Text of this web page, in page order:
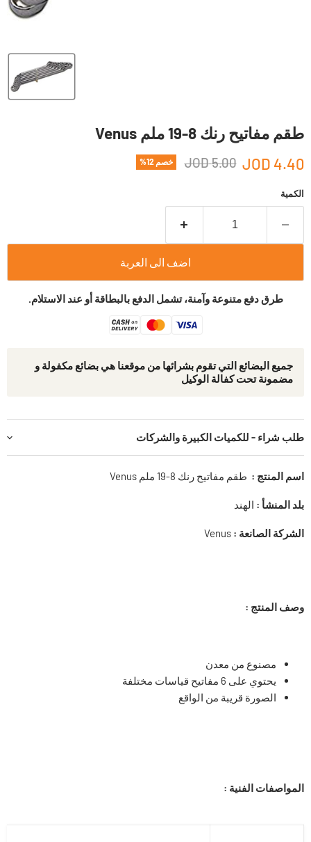
طقم مفاتيح رنك 8-19 ملم Venus
5.00 JOD 4.40 JOD خصم 12
%
الكمية
اضف الى العربة
طرق دفع متنوعة وآمنة، تشمل الدفع بالبطاقة أو عند الاستلام.
جمیع البضائع التي تقوم بشرائھا من موقعنا ھي بضائع مكفولة و
مضمونة تحت كفالة الوكيل
طلب شراء - للكميات الكبيرة والشركات
اسم المنتج : طقم مفاتيح رنك 8-19 ملم Venus
بلد المنشأ : الهند
الشركة الصانعة : Venus
وصف المنتج :
مصنوع من معدن
يحتوي على 6 مفاتيح قياسات مختلفة
الصورة قريبة من الواقع
المواصفات الفنية :